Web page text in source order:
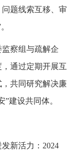
题线索互移、审
察组与疏解企
通过定期开展互
共同研究解决廉
建设共同体。
新活力：2024